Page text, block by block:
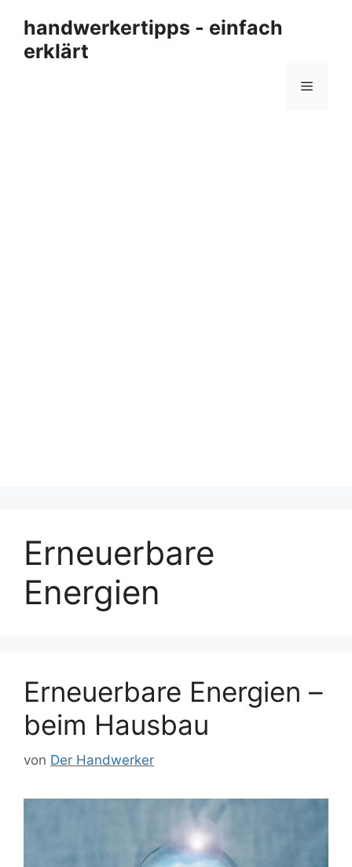
Inhalt
springen
handwerkertipps - einfach
erklärt
Menü
Erneuerbare
Energien
Erneuerbare Energien –
beim Hausbau
von Der Handwerker